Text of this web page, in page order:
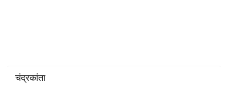
चंद्रकांता